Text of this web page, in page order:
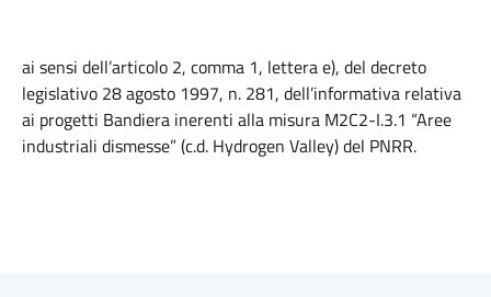
ai sensi dell’articolo 2, comma 1, lettera e), del decreto
legislativo 28 agosto 1997, n. 281, dell’informativa relativa
ai progetti Bandiera inerenti alla misura M2C2-I.3.1 “Aree
industriali dismesse” (c.d. Hydrogen Valley) del PNRR.